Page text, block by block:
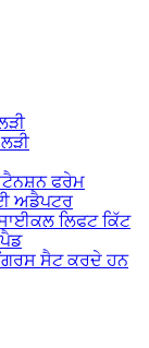
ਫਰੇਮ
ਅਡੈਪਟਰ
ਲਿਫਟ ਕਿੱਟ
ਸੈਟ ਕਰਦੇ ਹਨ